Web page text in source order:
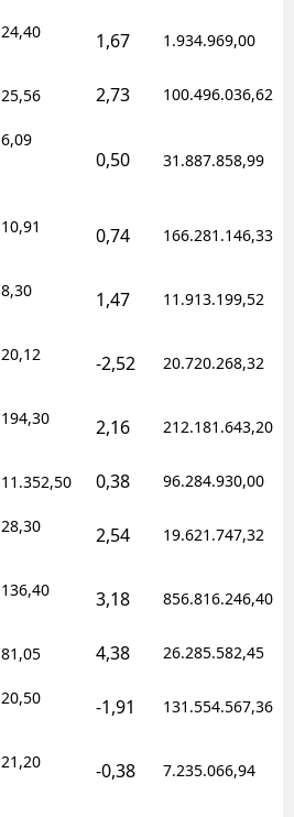
24,40 1,67 1.934.969,00
25,56 2,73 100.496.036,62
6,09
0,50 31.887.858,99
10,91 0,74 166.281.146,33
8,30 1,47 11.913.199,52
20,12 -2,52 20.720.268,32
194,30 2,16 212.181.643,20
11.352,50 0,38 96.284.930,00
28,30 2,54 19.621.747,32
136,40 3,18 856.816.246,40
81,05 4,38 26.285.582,45
20,50 -1,91 131.554.567,36
21,20 -0,38 7.235.066,94